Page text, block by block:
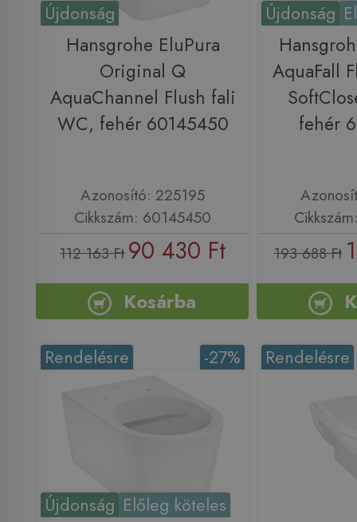
Újdonság
Hansgrohe EluPura
Original Q
AquaChannel Flush fali
WC, fehér 60145450
Azonosító: 225195
Cikkszám: 60145450
112 163 Ft 90 430 Ft
Kosárba
Újdonság
AquaFall
fehér
193 688 Ft
Újdonság Előleg köteles
-27%
Rendelésre Rendelésre